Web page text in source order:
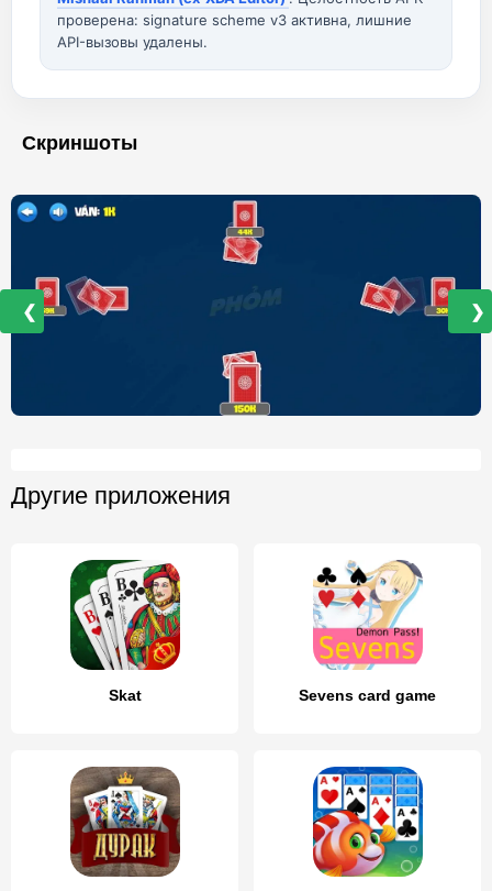
проверена: signature scheme v3 активна, лишние
API-вызовы удалены.
Скриншоты
❮ ❯
Другие приложения
Skat Sevens card game